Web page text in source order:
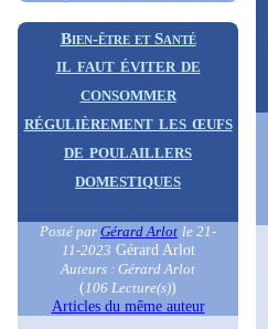
Bien-être et Santé
il faut éviter de
consommer
régulièrement les œufs
de poulaillers
domestiques
Posté par Gérard Arlot le 21-
11-2023 Gérard Arlot
Auteurs : Gérard Arlot
( 106 Lecture(s))
Articles du même auteur